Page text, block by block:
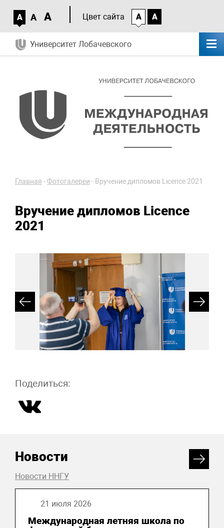
A A A Цвет сайта A A
Университет Лобачевского
Главная -Фотогалереи - Вручение дипломов Licence 2021
Вручение дипломов Licence
2021
Поделиться:
Новости
Новости ННГУ
21 июля 2026
Международная летняя школа по